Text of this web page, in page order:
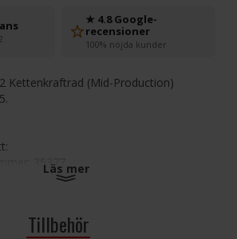
★ 4.8 Google-
recensioner
100% nöjda kunder
Kettenkraftrad (Mid-Production)
35377Läs mer
Tillbehör